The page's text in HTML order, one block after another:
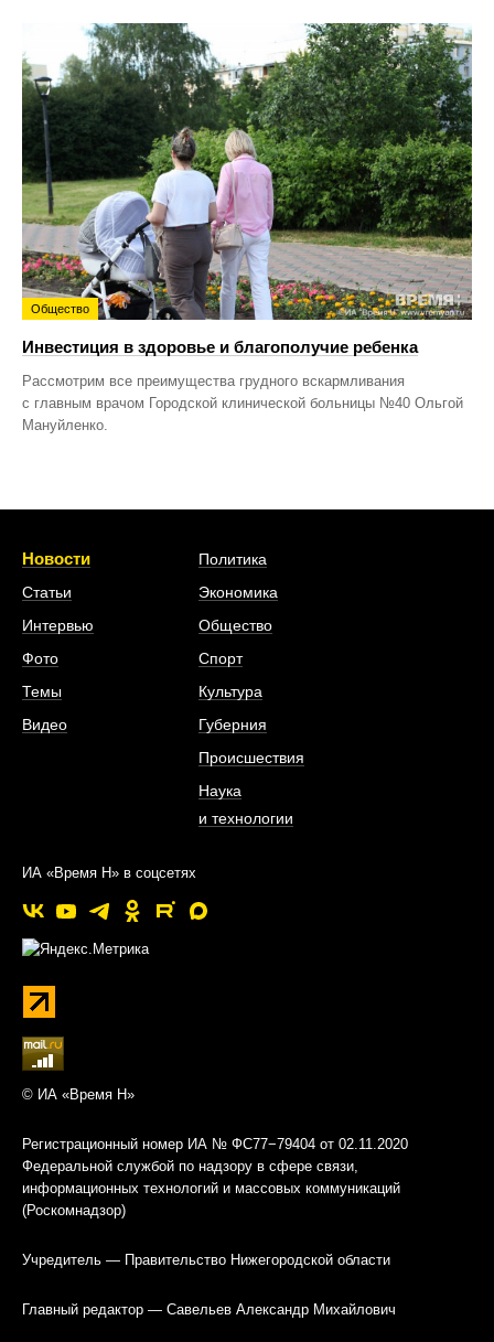
Общество
Инвестиция в здоровье и благополучие ребенка
Рассмотрим все преимущества грудного вскармливания
с главным врачом Городской клинической больницы №40 Ольгой
Мануйленко.
Новости
Статьи
Интервью
Фото
Темы
Видео
Политика
Экономика
Общество
Спорт
Культура
Губерния
Происшествия
Наука
и технологии
ИА «Время Н» в соцсетях
© ИА «Время Н»
Регистрационный номер ИА № ФС77−79404 от 02.11.2020
Федеральной службой по надзору в сфере связи,
информационных технологий и массовых коммуникаций
(Роскомнадзор)
Учредитель — Правительство Нижегородской области
Главный редактор — Савельев Александр Михайлович